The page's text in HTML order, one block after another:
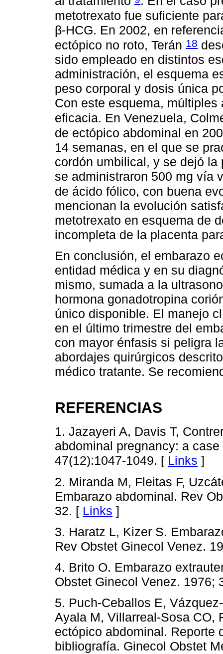
metotrexato fue suficiente
β-HCG. En 2002, en
ectópico no roto, Terán 18
sido empleado en distintos
administración, el esquema
peso corporal y dosis única
Con este esquema,
eficacia. En Venezuela,
de ectópico abdominal en
14 semanas, en el que se
cordón umbilical, y se dejó
se administraron 500 mg vía
de ácido fólico, con buena
mencionan la evolución
metotrexato en esquema de
incompleta de la placenta
En conclusión, el embarazo
entidad médica y en su
mismo, sumada a la
hormona gonadotropina
único disponible. El manejo
en el último trimestre del
con mayor énfasis si peligra
abordajes quirúrgicos
médico tratante. Se
REFERENCIAS
1. Jazayeri A, Davis T,
abdominal pregnancy: a
47(12):1047-1049. [ Links ]
2. Miranda M, Fleitas F,
Embarazo abdominal. Rev
32. [ Links ]
3. Haratz L, Kizer S.
Rev Obstet Ginecol Venez.
4. Brito O. Embarazo
Obstet Ginecol Venez. 1976;
5. Puch-Ceballos E,
Ayala M, Villarreal-Sosa CO,
ectópico abdominal. Reporte
bibliografía. Ginecol Obstet